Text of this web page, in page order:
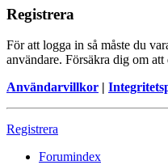
Registrera
För att logga in så måste du
användare. Försäkra dig om
Användarvillkor |
Registrera
Forumindex